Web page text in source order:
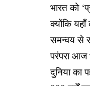
भारत को
क्योंकि
समन्वय से
परंपरा आज
दुनिया का